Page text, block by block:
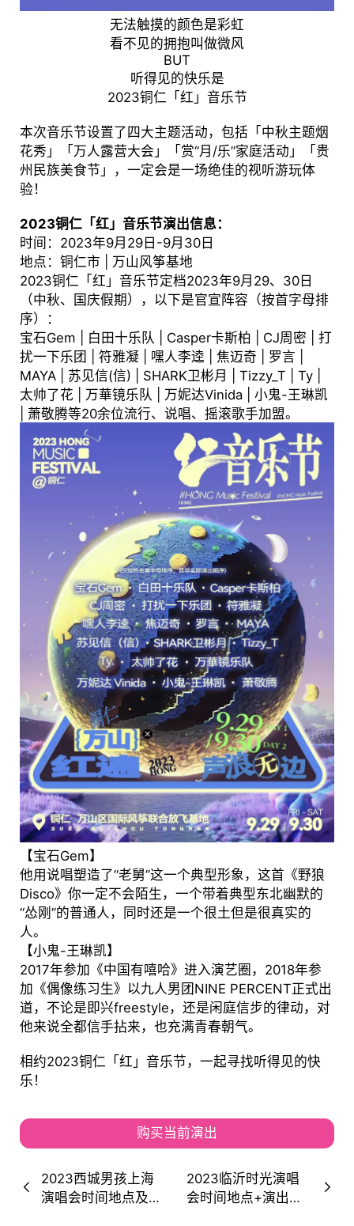
无法触摸的颜色是彩虹
看不见的拥抱叫做微风
BUT
听得见的快乐是
2023铜仁「红」音乐节
本次音乐节设置了四大主题活动，包括「中秋主题烟
花秀」「万人露营大会」「赏“月/乐”家庭活动」「贵
州民族美食节」，一定会是一场绝佳的视听游玩体
验！
2023铜仁「红」音乐节演出信息：
时间：2023年9月29日-9月30日
地点：铜仁市 | 万山风筝基地
2023铜仁「红」音乐节定档2023年9月29、30日
（中秋、国庆假期），以下是官宣阵容（按首字母排
序）：
宝石Gem | 白田十乐队 | Casper卡斯柏 | CJ周密 | 打
扰一下乐团 | 符雅凝 | 嘿人李逵 | 焦迈奇 | 罗言 |
MAYA | 苏见信(信) | SHARK卫彬月 | Tizzy_T | Ty |
太帅了花 | 万華镜乐队 | 万妮达Vinida | 小鬼-王琳凯
| 萧敬腾等20余位流行、说唱、摇滚歌手加盟。
【宝石Gem】
他用说唱塑造了“老舅”这一个典型形象，这首《野狼
Disco》你一定不会陌生，一个带着典型东北幽默的
“怂刚”的普通人，同时还是一个很土但是很真实的
人。
【小鬼-王琳凯】
2017年参加《中国有嘻哈》进入演艺圈，2018年参
加《偶像练习生》以九人男团NINE PERCENT正式出
道，不论是即兴freestyle，还是闲庭信步的律动，对
他来说全都信手拈来，也充满青春朝气。
相约2023铜仁「红」音乐节，一起寻找听得见的快
乐！
购买当前演出
2023西城男孩上海
演唱会时间地点及购
2023临沂时光演唱
会时间地点+演出阵